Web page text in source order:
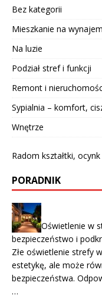
Bez kategorii
Mieszkanie na
Na luzie
Podział stref i funkcji
Remont i
Sypialnia – komfort,
Wnętrze
Radom kształtki, ocynk
PORADNIK
Oświetlenie w
bezpieczeństwo i
Złe oświetlenie strefy
estetykę, ale może
bezpieczeństwa.
…